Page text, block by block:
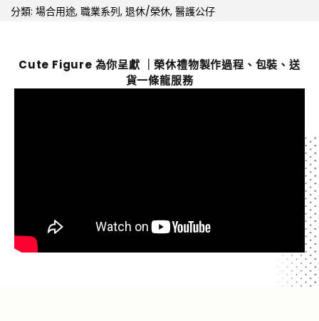
分類: 場合用途, 職業系列, 退休/榮休, 醫護公仔
Cute Figure 為你呈獻 ｜榮休禮物製作過程、包裝、送
貨一條龍服務